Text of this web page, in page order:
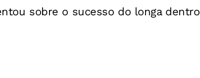
sobre o sucesso do longa dentro